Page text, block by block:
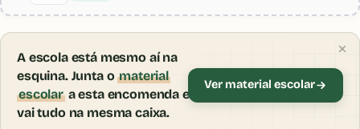
A escola está mesmo aí na
esquina. Junta omaterial
escolara esta encomenda e
vai tudo na mesma caixa.
Ver material escolar